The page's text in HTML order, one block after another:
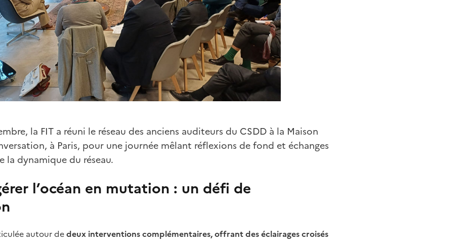
la FIT a réuni le réseau des anciens auditeurs du CSDD à la Maison
à Paris, pour une journée mêlant réflexions de fond et échanges
la dynamique du réseau.
l’océan en mutation : un défi de
autour dedeux interventions complémentaires, offrant des éclairages croisés